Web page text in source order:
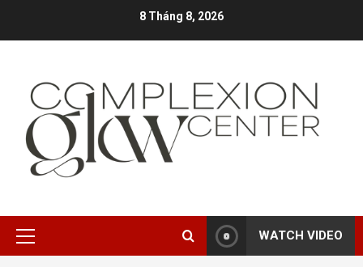
8 Tháng 8, 2026
Primary
WATCH VIDEO